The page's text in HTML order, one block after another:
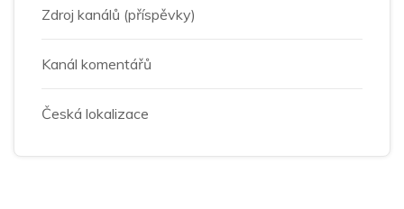
Zdroj kanálů (příspěvky)
Kanál komentářů
Česká lokalizace